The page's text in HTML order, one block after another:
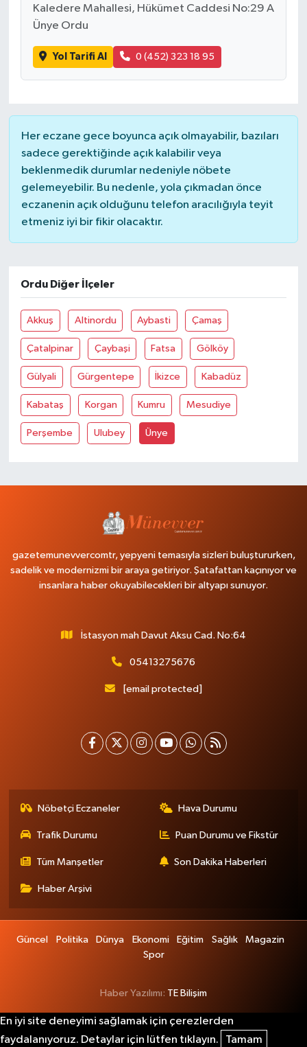
Kaledere Mahallesi, Hükümet Caddesi No:29 A
Ünye Ordu
Yol Tarifi Al 0 (452) 323 18 95
Her eczane gece boyunca açık olmayabilir, bazıları
sadece gerektiğinde açık kalabilir veya
beklenmedik durumlar nedeniyle nöbete
gelemeyebilir. Bu nedenle, yola çıkmadan önce
eczanenin açık olduğunu telefon aracılığıyla teyit
etmeniz iyi bir fikir olacaktır.
Ordu Diğer İlçeler
Akkuş Altinordu Aybasti Çamaş
Çatalpinar Çaybaşi Fatsa Gölköy
Gülyali Gürgentepe İkizce Kabadüz
Kabataş Korgan Kumru Mesudiye
Perşembe Ulubey Ünye
gazetemunevvercomtr, yepyeni temasıyla sizleri buluştururken,
sadelik ve modernizmi bir araya getiriyor. Şatafattan kaçınıyor ve
insanlara haber okuyabilecekleri bir altyapı sunuyor.
İstasyon mah Davut Aksu Cad. No:64
05413275676
[email protected]
Nöbetçi Eczaneler Hava Durumu
Trafik Durumu Puan Durumu ve Fikstür
Tüm Manşetler Son Dakika Haberleri
Haber Arşivi
Güncel Politika Dünya Ekonomi Eğitim Sağlık
Magazin
Spor
Haber Yazılımı: TE Bilişim
En iyi site deneyimi sağlamak için çerezlerden
faydalanıyoruz. Detaylar için lütfen tıklayın.
Tamam